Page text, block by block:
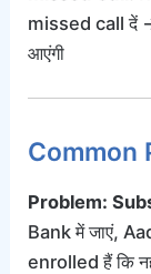
missed call दें
आएंगी
Common
Problem:
Bank में जाएं,
enrolled हैं कि